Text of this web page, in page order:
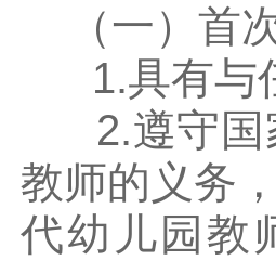
（一）首
1.具有与
2.遵守国
教师的义务
代幼儿园教